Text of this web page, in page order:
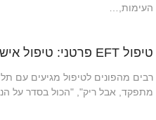
העימות,…
טיפול EFT פרטני: טיפול אישי ממוקד רגש (EFIT)
רבים מהפונים לטיפול מגיעים עם
מתפקד, אבל ריק", "הכול בסדר על